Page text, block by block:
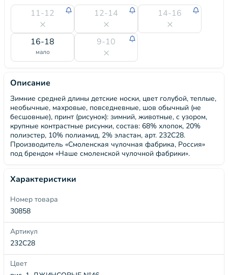
11-12 12-14 14-16
16-18
мало
9-10
Описание
Зимние средней длины детские носки, цвет голубой, теплые,
необычные, махровые, повседневные, шов обычный (не
бесшовные), принт (рисунок): зимний, животные, с узором,
крупные контрастные рисунки, состав: 68% хлопок, 20%
полиэстер, 10% полиамид, 2% эластан, арт. 232С28.
Производитель «Смоленская чулочная фабрика, Россия»
под брендом «Наше смоленской чулочной фабрики».
Характеристики
Номер товара
30858
Артикул
232С28
Цвет